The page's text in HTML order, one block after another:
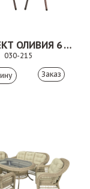
КОМПЛЕКТ ОЛИВИЯ 6 КОРИЧНЕВЫЙ
030-215
Заказ